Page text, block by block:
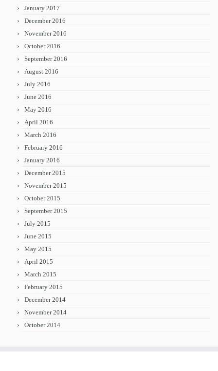
January 2017
December 2016
November 2016
October 2016
September 2016
August 2016
July 2016
June 2016
May 2016
April 2016
March 2016
February 2016
January 2016
December 2015
November 2015
October 2015
September 2015
July 2015
June 2015
May 2015
April 2015
March 2015
February 2015
December 2014
November 2014
October 2014